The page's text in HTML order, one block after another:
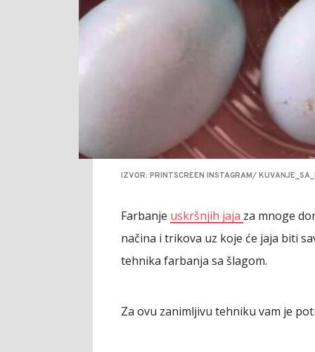
IZVOR: PRINTSCREEN INSTAGRAM/
Farbanje uskršnjih jaja za mnoge
načina i trikova uz koje će jaja biti
tehnika farbanja sa šlagom.
Za ovu zanimljivu tehniku vam je